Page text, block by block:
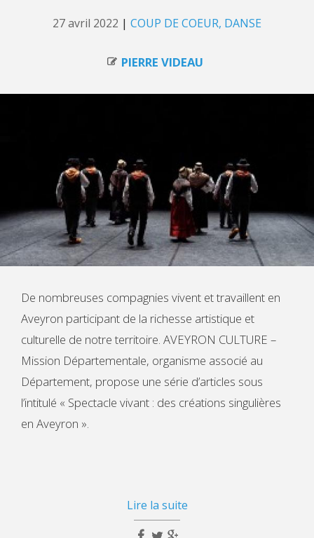
27 avril 2022 | COUP DE COEUR DANSE
PIERRE VIDEAU
De nombreuses compagnies vivent et travaillent en
Aveyron participant de la richesse artistique et
culturelle de notre territoire. AVEYRON CULTURE –
Mission Départementale, organisme associé au
Département, propose une série d’articles sous
l’intitulé « Spectacle vivant : des créations singulières
en Aveyron ».
Lire la suite